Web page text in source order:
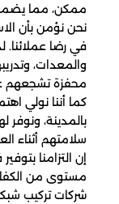
ممكن، مما
نحن نؤمن بأن
في رضا عملائنا.
والمعدات،
محفزة تشجعهم
كما أننا نولي
بالمدينة،
سلامتهم أثناء
إن التزامنا
مستوى من
شركات تركيب